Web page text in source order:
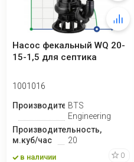
Насос фекальный WQ 20-
15-1,5 для септика
1001016
ПроизводительBTS
Engineering
Производительность,
м.куб/час
20
в наличии 0